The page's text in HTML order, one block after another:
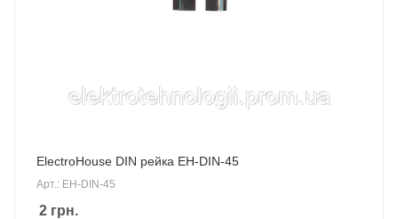
ElectroHouse DIN рейка EH-DIN-45
Арт.: EH-DIN-45
2 грн.